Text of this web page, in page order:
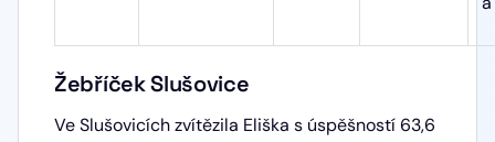
Žebříček Slušovice
Ve Slušovicích zvítězila Eliška s úspěšností 63,6